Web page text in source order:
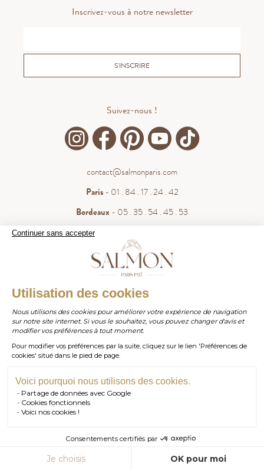
Continuer sans accepter
Utilisation des cookies
Nous utilisons des cookies pour améliorer votre expérience de navigation
sur notre site internet. Si vous le souhaitez, vous pouvez changer d'avis et
modifier vos préférences à tout moment.
Pour modifier vos préférences par la suite, cliquez sur le lien 'Préférences de
cookies' situé dans le pied de page.
Voici pourquoi nous utilisons des cookies.
Partage de données avec Google
Cookies fonctionnels
Voici nos cookies !
Consentements certifiés par
Je choisis OK pour moi
WHATSAPP
E-MAIL contact@salmonparis.com
TÉL PARIS
RDV SHOWROOM
RDV TÉLÉPHONIQUE
Inscrivez-vous à notre newsletter
S'INSCRIRE
Suivez-nous !
contact@salmonparis.com
Paris- 01 . 84 . 17 . 24 . 42
Bordeaux- 05 . 35 . 54 . 45 . 53
WhatsApp
Paiement sécurisé
© Salmon Paris 2026 — Tous droits réservés.
AJOUTER AU PANIER